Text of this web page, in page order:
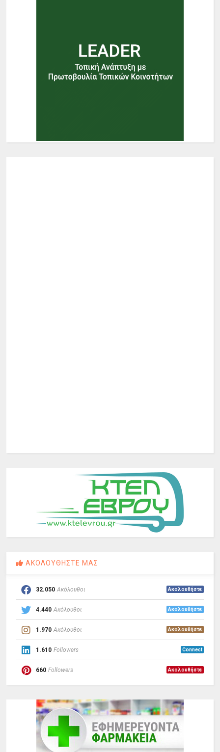
ΑΚΟΛΟΥΘΗΣΤΕ ΜΑΣ
32.050 Ακόλουθοι Ακολουθήστε
4.440 Ακόλουθοι Ακολουθήστε
1.970 Ακόλουθοι Ακολουθήστε
1.610 Followers Connect
660 Followers Ακολουθήστε